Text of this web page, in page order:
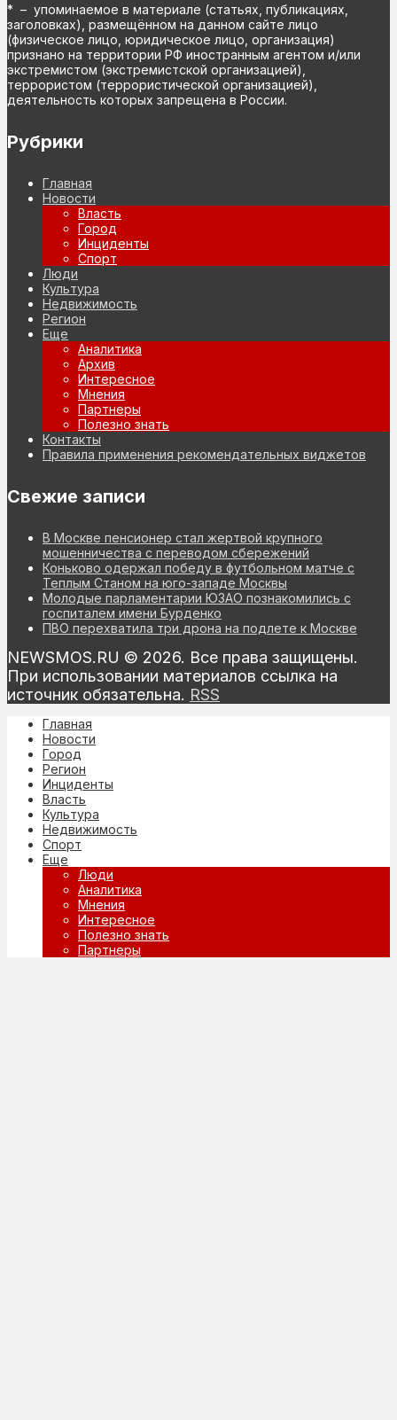
* – упоминаемое в материале (статьях, публикациях,
заголовках), размещённом на данном сайте лицо
(физическое лицо, юридическое лицо, организация)
признано на территории РФ иностранным агентом и/или
экстремистом (экстремистской организацией),
террористом (террористической организацией),
деятельность которых запрещена в России.
Рубрики
Главная
Новости
Власть
Город
Инциденты
Спорт
Люди
Культура
Недвижимость
Регион
Еще
Аналитика
Архив
Интересное
Мнения
Партнеры
Полезно знать
Контакты
Правила применения рекомендательных виджетов
Свежие записи
В Москве пенсионер стал жертвой крупного
мошенничества с переводом сбережений
Коньково одержал победу в футбольном матче с
Теплым Станом на юго-западе Москвы
Молодые парламентарии ЮЗАО познакомились с
госпиталем имени Бурденко
ПВО перехватила три дрона на подлете к Москве
NEWSMOS.RU © 2026. Все права защищены.
При использовании материалов ссылка на
источник обязательна. RSS
Главная
Новости
Город
Регион
Инциденты
Власть
Культура
Недвижимость
Спорт
Еще
Люди
Аналитика
Мнения
Интересное
Полезно знать
Партнеры